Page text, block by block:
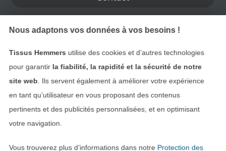
Rétractation de commande
Trouvez plus d’idées
Nous adaptons vos données à vos besoins !
Tissus Hemmers utilise des cookies et d’autres technologies
pour garantir la fiabilité, la rapidité et la sécurité de notre
site web . Ils servent également à améliorer votre expérience
en tant qu’utilisateur en vous proposant des contenus
pertinents et des publicités personnalisées, et en optimisant
votre navigation.
Vous trouverez plus d’informations dans notre Protection des